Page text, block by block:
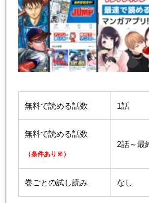
無料で読める話数 1話
無料で読める話数
（条件あり※）
2話～最
巻ごとの試し読み なし